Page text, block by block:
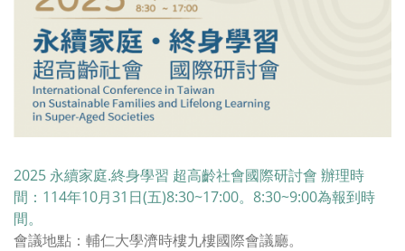
2025 永續家庭.終身學習 超高齡社會國際研討會 辦理時
間：114年10月31日(五)8:30~17:00。8:30~9:00為報到時
間。
會議地點：輔仁大學濟時樓九樓國際會議廳。